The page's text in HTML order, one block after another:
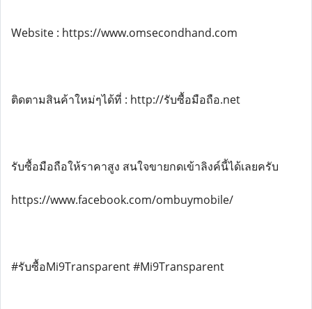
Website : https://www.omsecondhand.com
ติดตามสินค้าใหม่ๆได้ที่ : http://รับซื้อมือถือ.net
รับซื้อมือถือให้ราคาสูง สนใจขายกดเข้าลิงค์นี้ได้เลยครับ
https://www.facebook.com/ombuymobile/
#รับซื้อMi9Transparent #Mi9Transparent